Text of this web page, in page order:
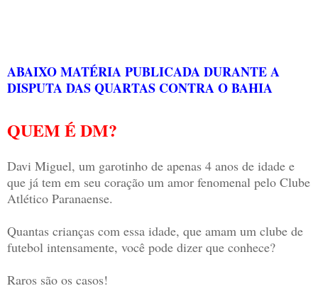
ABAIXO MATÉRIA PUBLICADA DURANTE A
DISPUTA DAS QUARTAS CONTRA O BAHIA
QUEM É DM?
Davi Miguel, um garotinho de apenas 4 anos de idade e
que já tem em seu coração um amor fenomenal pelo Clube
Atlético Paranaense.
Quantas crianças com essa idade, que amam um clube de
futebol intensamente, você pode dizer que conhece?
Raros são os casos!